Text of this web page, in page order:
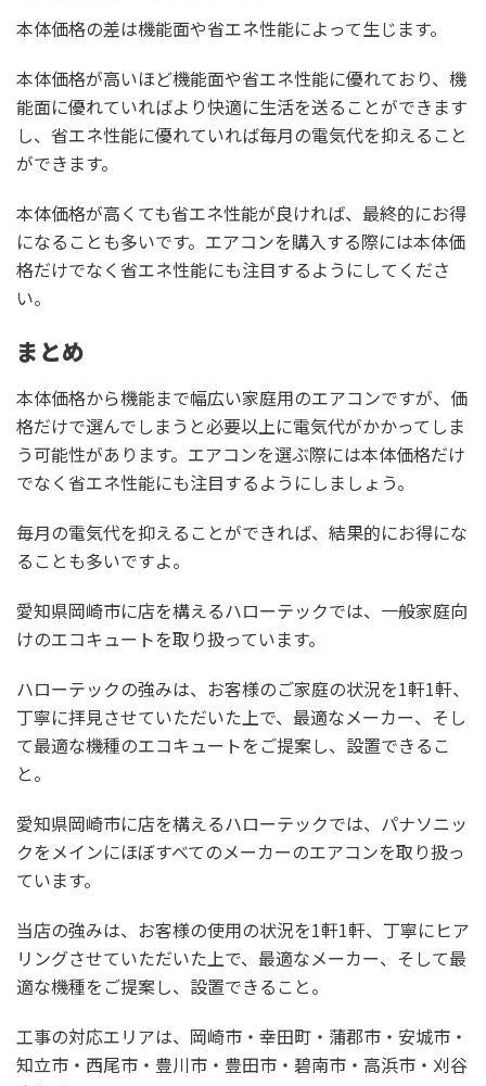
本体価格の差は機能面や省エネ性能によって生じます。
本体価格が高いほど機能面や省エネ性能に優れており、機
能面に優れていればより快適に生活を送ることができます
し、省エネ性能に優れていれば毎月の電気代を抑えること
ができます。
本体価格が高くても省エネ性能が良ければ、最終的にお得
になることも多いです。エアコンを購入する際には本体価
格だけでなく省エネ性能にも注目するようにしてくださ
い。
まとめ
本体価格から機能まで幅広い家庭用のエアコンですが、価
格だけで選んでしまうと必要以上に電気代がかかってしま
う可能性があります。エアコンを選ぶ際には本体価格だけ
でなく省エネ性能にも注目するようにしましょう。
毎月の電気代を抑えることができれば、結果的にお得にな
ることも多いですよ。
愛知県岡崎市に店を構えるハローテックでは、一般家庭向
けのエコキュートを取り扱っています。
ハローテックの強みは、お客様のご家庭の状況を1軒1軒、
丁寧に拝見させていただいた上で、最適なメーカー、そし
て最適な機種のエコキュートをご提案し、設置できるこ
と。
愛知県岡崎市に店を構えるハローテックでは、パナソニッ
クをメインにほぼすべてのメーカーのエアコンを取り扱っ
ています。
当店の強みは、お客様の使用の状況を1軒1軒、丁寧にヒア
リングさせていただいた上で、最適なメーカー、そして最
適な機種をご提案し、設置できること。
工事の対応エリアは、岡崎市・幸田町・蒲郡市・安城市・
知立市・西尾市・豊川市・豊田市・碧南市・高浜市・刈谷